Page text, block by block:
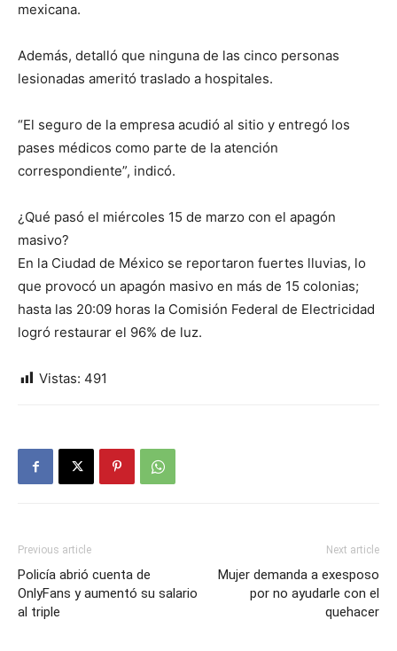
mexicana.
Además, detalló que ninguna de las cinco personas
lesionadas ameritó traslado a hospitales.
“El seguro de la empresa acudió al sitio y entregó los
pases médicos como parte de la atención
correspondiente”, indicó.
¿Qué pasó el miércoles 15 de marzo con el apagón
masivo?
En la Ciudad de México se reportaron fuertes lluvias, lo
que provocó un apagón masivo en más de 15 colonias;
hasta las 20:09 horas la Comisión Federal de Electricidad
logró restaurar el 96% de luz.
Vistas: 491
Previous article
Policía abrió cuenta de
OnlyFans y aumentó su salario
al triple
Next article
Mujer demanda a exesposo
por no ayudarle con el
quehacer